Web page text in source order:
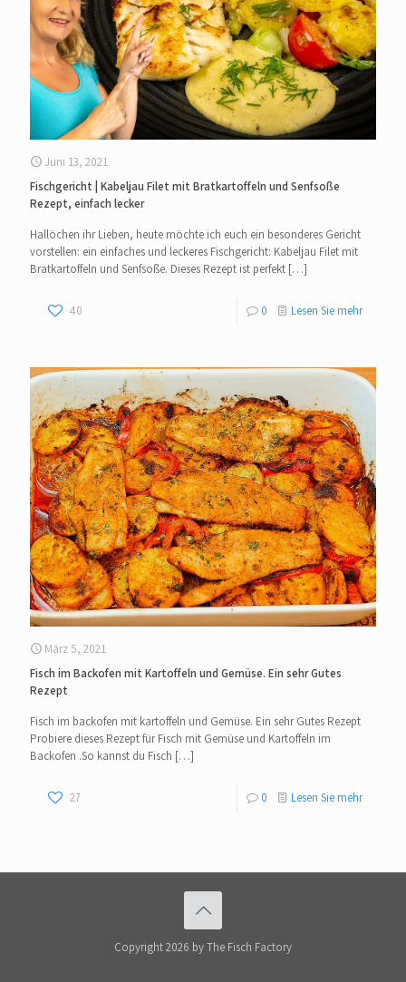
Juni 13, 2021
Fischgericht | Kabeljau Filet mit Bratkartoffeln und Senfsoße
Rezept, einfach lecker
Hallöchen ihr Lieben, heute möchte ich euch ein besonderes Gericht
vorstellen: ein einfaches und leckeres Fischgericht: Kabeljau Filet mit
Bratkartoffeln und Senfsoße. Dieses Rezept ist perfekt […]
40 0 Lesen Sie mehr
März 5, 2021
Fisch im Backofen mit Kartoffeln und Gemüse. Ein sehr Gutes
Rezept
Fisch im backofen mit kartoffeln und Gemüse. Ein sehr Gutes Rezept
Probiere dieses Rezept für Fisch mit Gemüse und Kartoffeln im
Backofen .So kannst du Fisch […]
27 0 Lesen Sie mehr
Copyright 2026 by The Fisch Factory